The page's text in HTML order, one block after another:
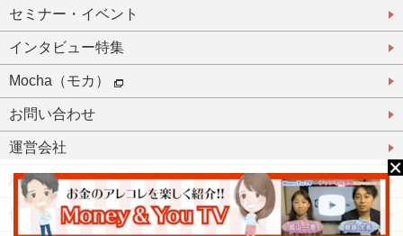
セミナー・イベント
インタビュー特集
Mocha（モカ）
お問い合わせ
運営会社
利用規約
個人情報保護方針